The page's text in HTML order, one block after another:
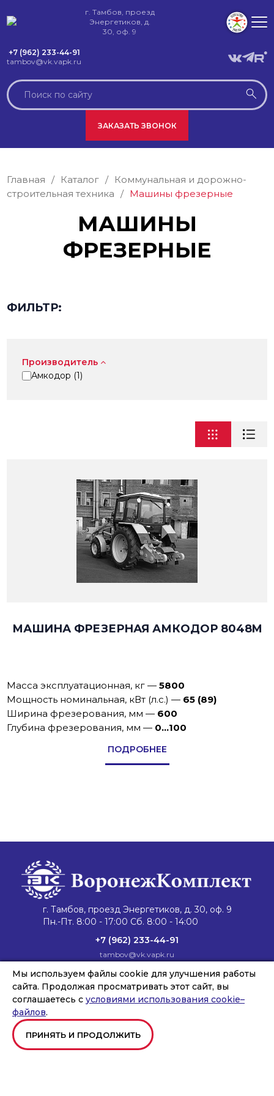
г. Тамбов, проезд
Энергетиков, д.
30, оф. 9
+7 (962) 233-44-91
tambov@vk.vapk.ru
ЗАКАЗАТЬ ЗВОНОК
Главная / Каталог /
Коммунальная и дорожно-
строительная техника / Машины фрезерные
МАШИНЫ
ФРЕЗЕРНЫЕ
ФИЛЬТР:
Производитель
Амкодор (1)
МАШИНА ФРЕЗЕРНАЯ АМКОДОР 8048M
Масса эксплуатационная, кг—5800
Мощность номинальная, кВт (л.с.)— 65 (89)
Ширина фрезерования, мм— 600
Глубина фрезерования, мм— 0…100
ПОДРОБНЕЕ
г. Тамбов, проезд Энергетиков, д. 30, оф. 9
Пн.-Пт. 8:00 - 17:00 Сб. 8:00 - 14:00
+7 (962) 233-44-91
tambov@vk.vapk.ru
ГлавнаяКаталог техники Запасные части
Сервис и ремонтЛизинг и кредитФилиалыО компании
НовостиКонтакты
Copyright © ООО «ВОРОНЕЖКОМПЛЕКТ», 2026
Создание и продвижение сайтов
Мы используем файлы cookie для улучшения работы
сайта. Продолжая просматривать этот сайт, вы
соглашаетесь с условиями использования cookie–
файлов.
ПРИНЯТЬ И ПРОДОЛЖИТЬ